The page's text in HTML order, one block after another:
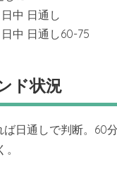
中 日通し
日中 日通し60-75
ド状況
日通しで判断。60